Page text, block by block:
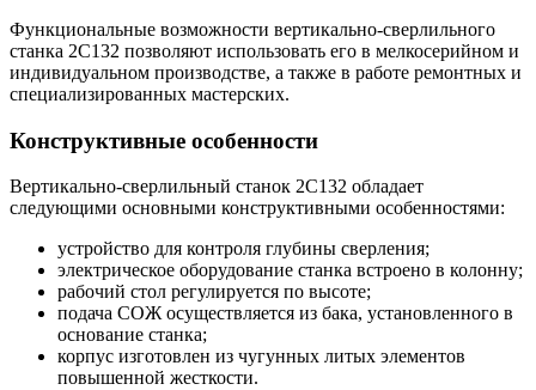
Функциональные возможности вертикально-сверлильного
станка 2С132 позволяют использовать его в мелкосерийном и
индивидуальном производстве, а также в работе ремонтных и
специализированных мастерских.
Конструктивные особенности
Вертикально-сверлильный станок 2С132 обладает
следующими основными конструктивными особенностями:
устройство для контроля глубины сверления;
электрическое оборудование станка встроено в колонну;
рабочий стол регулируется по высоте;
подача СОЖ осуществляется из бака, установленного в
основание станка;
корпус изготовлен из чугунных литых элементов
повышенной жесткости.